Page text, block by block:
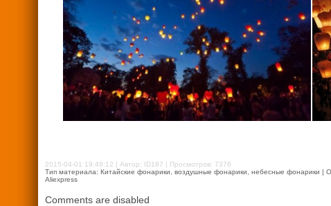
2015-04-01 19:49:12 | Автор: ID187 | Просмотров: 7376
Тип материала: Китайские фонарики, воздушные фонарики, небесные фонарики |
Aliexpress
Comments are disabled